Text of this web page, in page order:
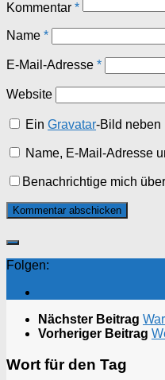
Kommentar *
Name *
E-Mail-Adresse *
Website
EinGravatar-Bild neben
Name, E-Mail-Adresse
Benachrichtige mich
Folgen:
Nächster Beitrag
Vorheriger Beitrag
Wort für den Tag